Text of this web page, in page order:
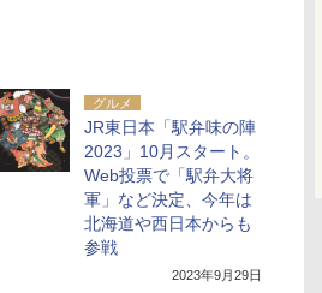
グルメ
JR東日本「駅弁味の陣
2023」10月スタート。
Web投票で「駅弁大将
軍」など決定、今年は
北海道や西日本からも
参戦
2023年9月29日